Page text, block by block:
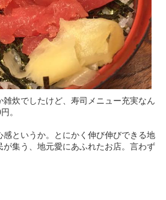
炊でしたけど、寿司メニュー充実なん
。
感というか。とにかく伸び伸びできる地
が集う、地元愛にあふれたお店。言わず